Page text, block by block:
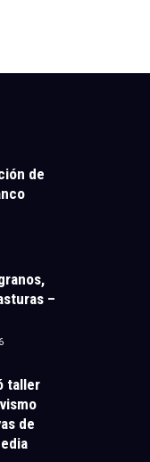
de
–
taller
de